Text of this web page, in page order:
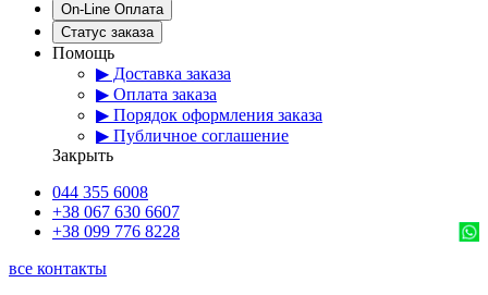
On-Line Оплата
Статус заказа
Помощь
▶ Доставка заказа
▶ Оплата заказа
▶ Порядок оформления заказа
▶ Публичное соглашение
Закрыть
044 355 6008
+38 067 630 6607
+38 099 776 8228
все контакты